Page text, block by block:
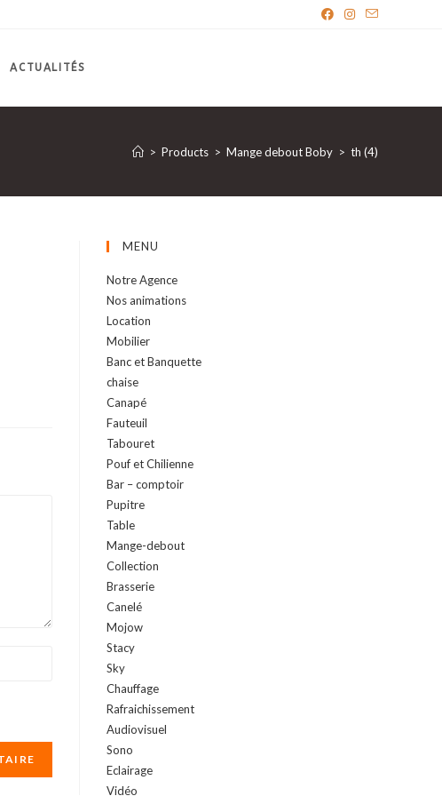
ACTUALITÉS
> Products > Mange debout Boby > th (4)
MENU
Notre Agence
Nos animations
Location
Mobilier
Banc et Banquette
chaise
Canapé
Fauteuil
Tabouret
Pouf et Chilienne
Bar – comptoir
Pupitre
Table
Mange-debout
Collection
Brasserie
Canelé
Mojow
Stacy
Sky
Chauffage
Rafraichissement
Audiovisuel
Sono
Eclairage
Vidéo